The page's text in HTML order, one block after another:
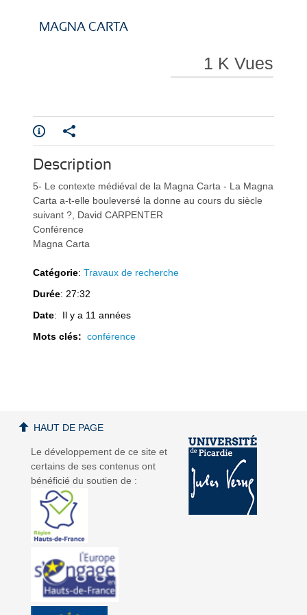
r
e
r
e
MAGNA CARTA
1 K Vues
Description
5- Le contexte médiéval de la Magna Carta - La Magna
Carta a-t-elle bouleversé la donne au cours du siècle
suivant ?, David CARPENTER
Conférence
Magna Carta
Catégorie:Travaux de recherche
Durée: 27:32
Date: Il y a 11 années
Mots clés:conférence
Le développement de ce site et
certains de ses contenus ont
bénéficié du soutien de :
HAUT DE PAGE